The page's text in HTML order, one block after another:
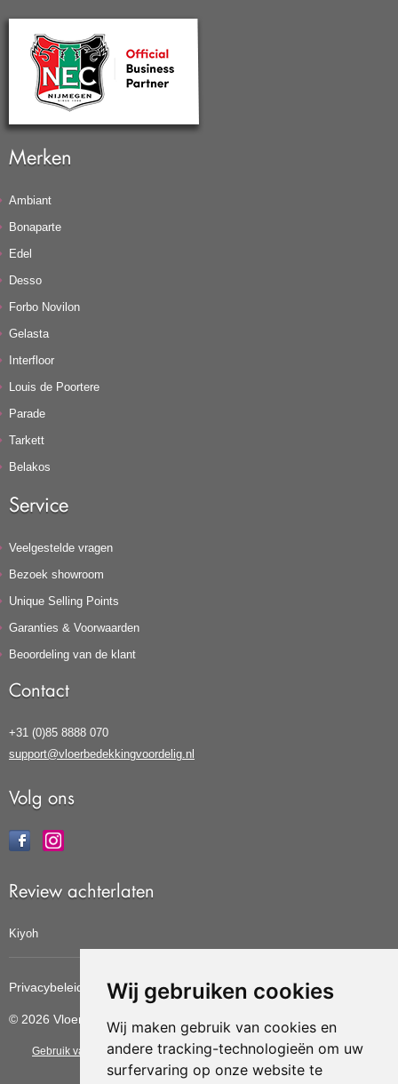
Wij gebruiken cookies
Wij maken gebruik van cookies en
andere tracking-technologieën om uw
surfervaring op onze website te
Merken
Ambiant
Bonaparte
Edel
Desso
Forbo Novilon
Gelasta
Interfloor
Louis de Poortere
Parade
Tarkett
Belakos
Service
Veelgestelde vragen
Bezoek showroom
Unique Selling Points
Garanties & Voorwaarden
Beoordeling van de klant
Contact
+31 (0)85 8888 070
support@vloerbedekkingvoordelig.nl
Volg ons
Review achterlaten
Kiyoh
Privacybeleid Cookiebeleid Update cookies voorkeuren
© 2026 Vloerbedekkingvoordelig
Gebruik van deze site betekent dat u dealgemene voorwaarden van CBW